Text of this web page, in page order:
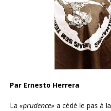
Par Ernesto Herrera
La «prudence» a cédé le pas à la